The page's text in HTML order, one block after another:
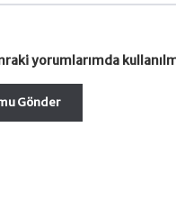
yorumlarımda